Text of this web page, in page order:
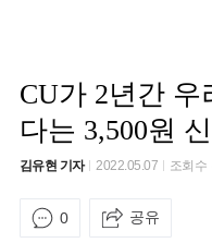
CU가 2년간 우
다는 3,500원
김유현 기자 2022.05.07 조회수
0 공유